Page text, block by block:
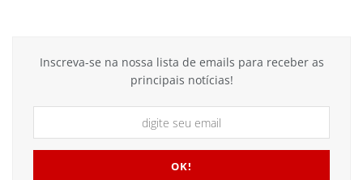
Inscreva-se na nossa lista de emails para receber as
principais notícias!